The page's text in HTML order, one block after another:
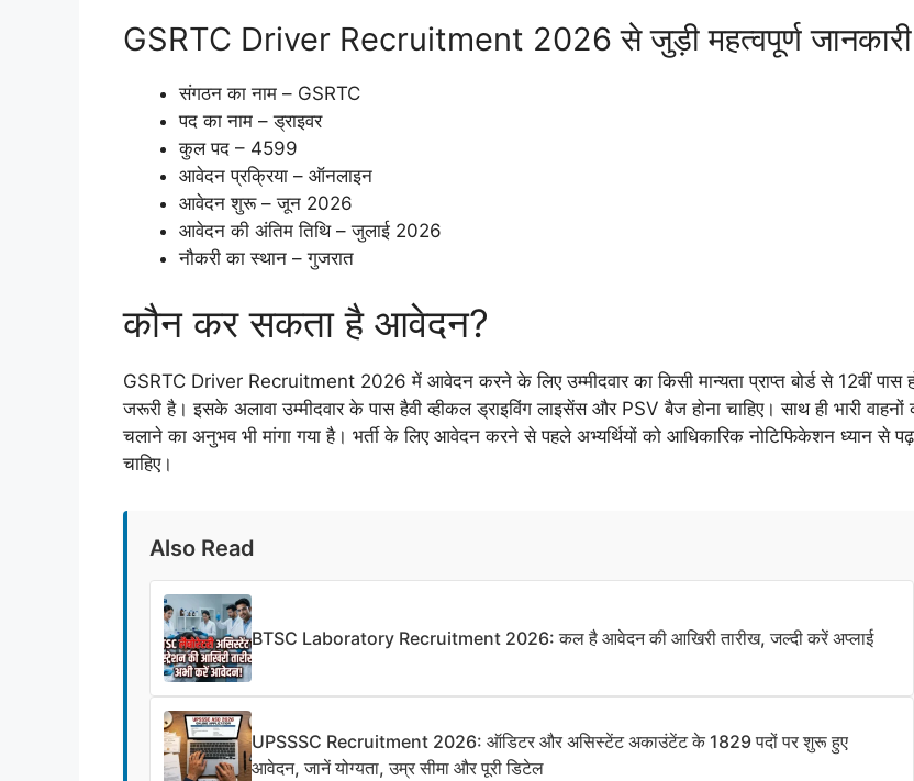
GSRTC Driver Recruitment 2026 से जुड़ी महत्वपूर्ण जानकारी
संगठन का नाम – GSRTC
पद का नाम – ड्राइवर
कुल पद – 4599
आवेदन प्रक्रिया – ऑनलाइन
आवेदन शुरू – जून 2026
आवेदन की अंतिम तिथि – जुलाई 2026
नौकरी का स्थान – गुजरात
कौन कर सकता है आवेदन?
GSRTC Driver Recruitment 2026 में आवेदन करने के लिए उम्मीदवार का किसी मान्यता प्राप्त बोर्ड से 12वीं पास
जरूरी है। इसके अलावा उम्मीदवार के पास हैवी व्हीकल ड्राइविंग लाइसेंस और PSV बैज होना चाहिए। साथ ही भारी वाहनों
चलाने का अनुभव भी मांगा गया है। भर्ती के लिए आवेदन करने से पहले अभ्यर्थियों को आधिकारिक नोटिफिकेशन ध्यान से
चाहिए।
Also Read
BTSC Laboratory Recruitment 2026: कल है आवेदन की आखिरी तारीख, जल्दी करें अप्लाई
UPSSSC Recruitment 2026: ऑडिटर और असिस्टेंट अकाउंटेंट के 1829 पदों पर शुरू हुए
आवेदन, जानें योग्यता, उम्र सीमा और पूरी डिटेल